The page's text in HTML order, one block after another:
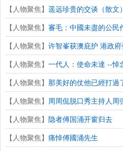
【人物聚焦】 遥远珍贵的交谈（散文）
【人物聚焦】 審毛：中國未盡的公
【人物聚焦】 许智峯获澳庇护 港政
【人物聚焦】 一代人：使命未達 --悼
【人物聚焦】 那美好的仗他已經打
【人物聚焦】 周周侃脱口秀主持人
【人物聚焦】 隐者傅国涌开窗归去
【人物聚焦】 痛悼傅國涌先生